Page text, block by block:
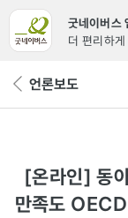
굿네이버스
더 편리하
뒤 언론보도
[온라인] 동
만족도